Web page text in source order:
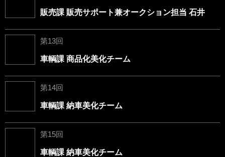
販売課 販売サポート兼オークション担当 石井
第13回
車輌課 商品化美化チーム
第14回
車輌課 納車美化チーム
第15回
車輌課 納車美化チーム